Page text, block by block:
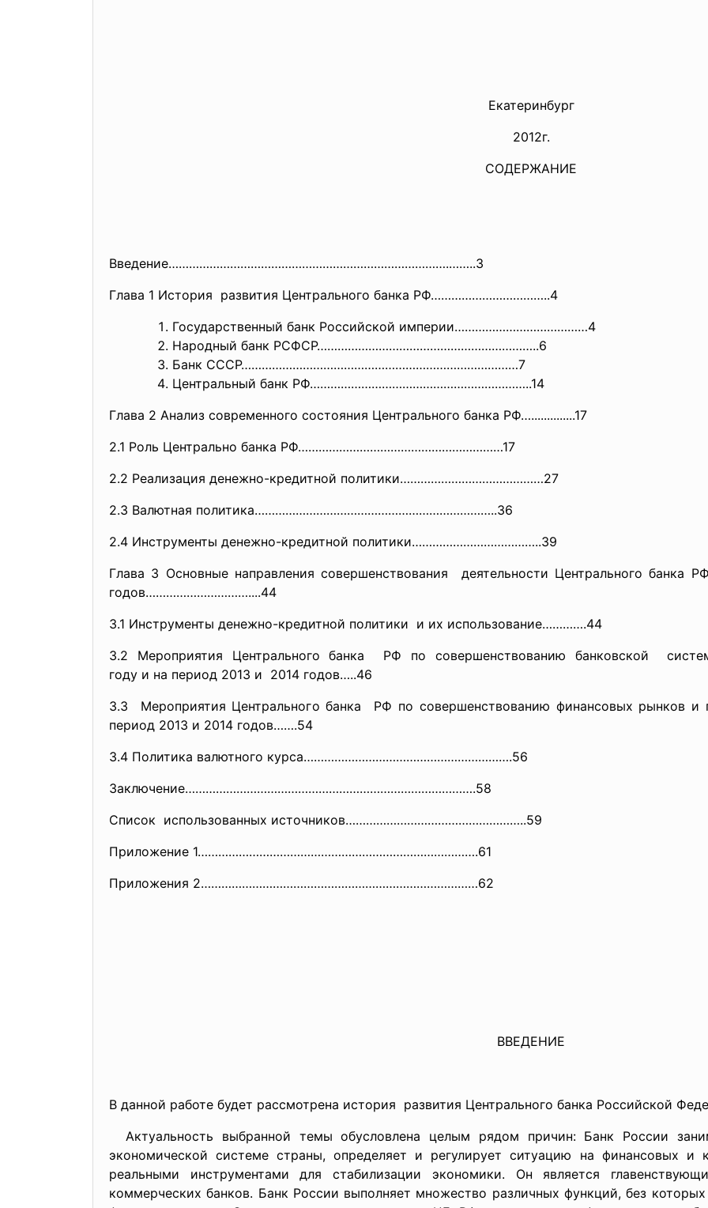
Екатеринбург
2012г.
СОДЕРЖАНИЕ
Введение……………………………………………………………………….……..3
Глава 1 История развития Центрального банка РФ……………………………..4
Государственный банк Российской империи…………………………………4
Народный банк РСФСР………………………………………………………..6
Банк СССР………………………………………………………………………7
Центральный банк РФ………………………………………………………..14
Глава 2 Анализ современного состояния Центрального банка РФ…..............17
2.1 Роль Центрально банка РФ……………………………………………………17
2.2 Реализация денежно-кредитной политики……………………………………27
2.3 Валютная политика……………………………………………………………..36
2.4 Инструменты денежно-кредитной политики………………………………..39
Глава 3 Основные направления совершенствования деятельности Центрального банка
годов…………………………....44
3.1 Инструменты денежно-кредитной политики и их использование………….44
3.2 Мероприятия Центральногобанка РФ по совершенствованию банковской
году и на период 2013 и 2014 годов…..46
3.3 Мероприятия Центральногобанка РФ по совершенствованию финансовых рынков и
период 2013 и 2014 годов…….54
3.4 Политика валютного курса…………………………………………………….56
Заключение………………………………………………………………………….58
Список использованных источников……………………………………………..59
Приложение 1……………………………………………………………………….61
Приложения 2………………………………………………………………………62
ВВЕДЕНИЕ
В данной работе будет рассмотрена история развития Центрального банка Российской
Актуальность выбранной темы обусловлена целым рядом причин: Банк России
экономической системе страны, определяет и регулирует ситуацию на финансовых и
реальными инструментами для стабилизации экономики. Он является
коммерческих банков. Банк России выполняет множество различных функций, без